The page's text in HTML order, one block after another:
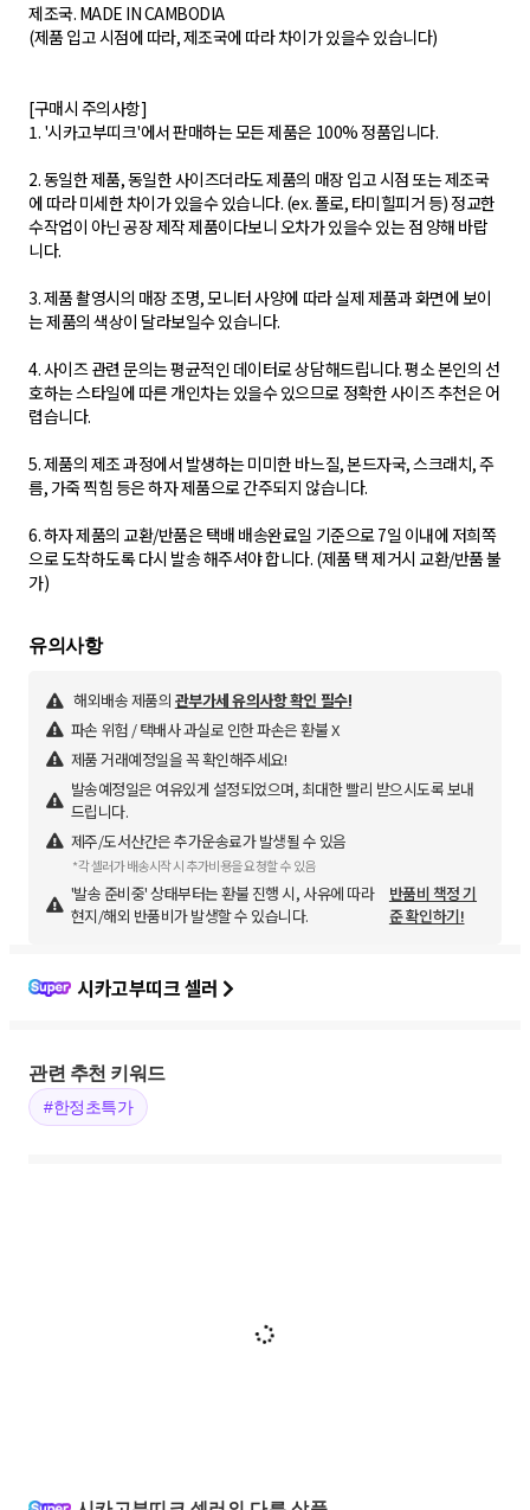
제조국. MADE IN CAMBODIA
(제품 입고 시점에 따라, 제조국에 따라 차이가 있을수 있습니다)
[구매시 주의사항]
1. '시카고부띠크'에서 판매하는 모든 제품은 100% 정품입니다.
2. 동일한 제품, 동일한 사이즈더라도 제품의 매장 입고 시점 또는 제조국
에 따라 미세한 차이가 있을수 있습니다. (ex. 폴로, 타미힐피거 등) 정교한
수작업이 아닌 공장 제작 제품이다보니 오차가 있을수 있는 점 양해 바랍
니다.
3. 제품 촬영시의 매장 조명, 모니터 사양에 따라 실제 제품과 화면에 보이
는 제품의 색상이 달라보일수 있습니다.
4. 사이즈 관련 문의는 평균적인 데이터로 상담해드립니다. 평소 본인의 선
호하는 스타일에 따른 개인차는 있을수 있으므로 정확한 사이즈 추천은 어
렵습니다.
5. 제품의 제조 과정에서 발생하는 미미한 바느질, 본드자국, 스크래치, 주
름, 가죽 찍힘 등은 하자 제품으로 간주되지 않습니다.
6. 하자 제품의 교환/반품은 택배 배송완료일 기준으로 7일 이내에 저희쪽
으로 도착하도록 다시 발송 해주셔야 합니다. (제품 택 제거시 교환/반품 불
가)
유의사항
해외배송 제품의 관부가세 유의사항 확인 필수!
파손 위험 / 택배사 과실로 인한 파손은 환불 X
제품 거래예정일을 꼭 확인해주세요!
발송예정일은 여유있게 설정되었으며, 최대한 빨리 받으시도록 보내
드립니다.
제주/도서산간은 추가운송료가 발생될 수 있음
*각 셀러가 배송시작 시 추가비용을 요청할 수 있음
'발송 준비중' 상태부터는 환불 진행 시, 사유에 따라
현지/해외 반품비가 발생할 수 있습니다.
반품비 책정 기
준 확인하기!
시카고부띠크 셀러
관련 추천 키워드
#한정초특가